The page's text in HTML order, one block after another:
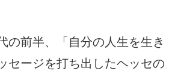
の前半、「自分の人生を生き
セージを打ち出したヘッセの